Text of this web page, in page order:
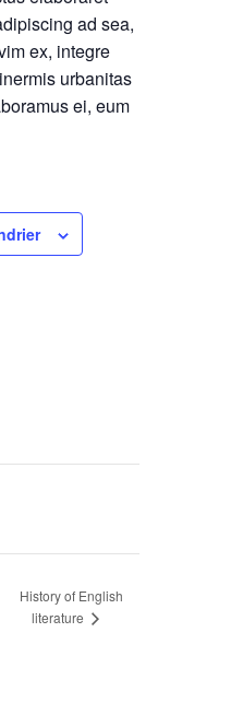
ad sea,
ex, integre
urbanitas
ei, eum
History of English
literature